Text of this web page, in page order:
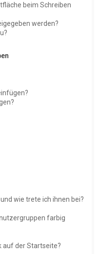
beim Schreiben
werden?
wie trete ich ihnen bei?
farbig
auf der Startseite?